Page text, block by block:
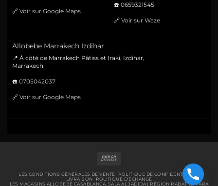
🔗 Voir sur Google Maps
☎️ 0659321545
🔗 Voir sur Waze
Allobebe Marrakech Izdihar
📍 À côté de Marrakech Pâtiss et Iraki, Izdihar,
Marrakech
☎️ 0705042037
🔗 Voir sur Google Maps
Delivery
LES CONDITIONS GÉNÉRALES DE VENTE
POLITIQUE DE CONFIDENTIALITÉ
LIVRAISON
POLITIQUE D’ÉCHANGE
LES MAGASINS ALLOBEBE CASABLANCA, SALA AL JADIDA ( RÉGION RABAT TEMARA